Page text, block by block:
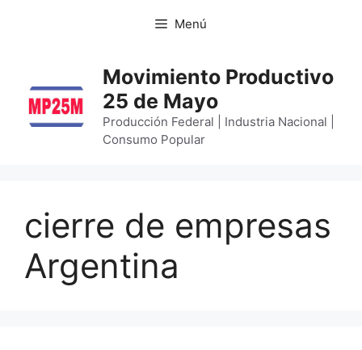
Menú
Movimiento Productivo
25 de Mayo
Producción Federal | Industria Nacional |
Consumo Popular
cierre de empresas
Argentina